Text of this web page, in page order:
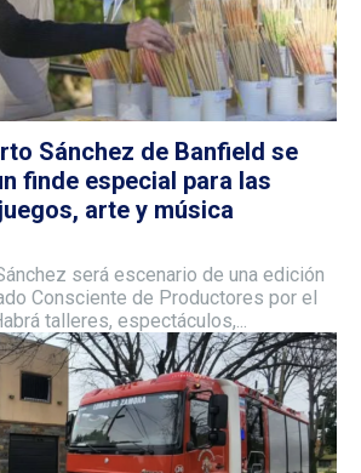
Sánchez de Banfield se
finde especial para las
arte y música
será escenario de una edición
Consciente de Productores por el
talleres, espectáculos,...